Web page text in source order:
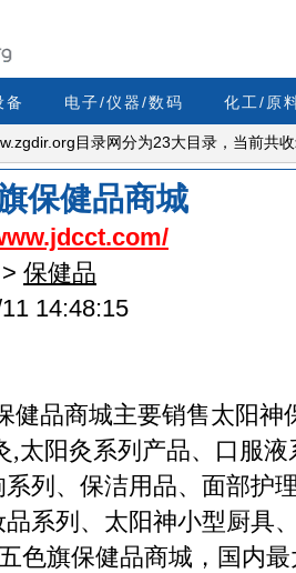
备 电子/仪器/数码 化工/原
目录网分为23大目录，当前共
保健品商城
> 保健品
14:48:15
健品商城主要销售太阳神
,太阳灸系列产品、口服
列、保洁用品、面部护
系列、太阳神小型厨具
色旗保健品商城，国内